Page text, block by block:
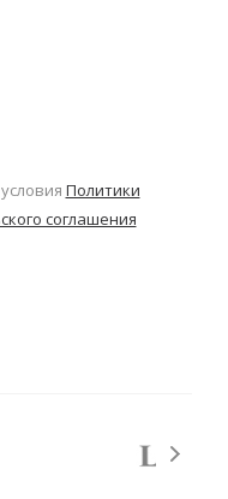
Политики
соглашения